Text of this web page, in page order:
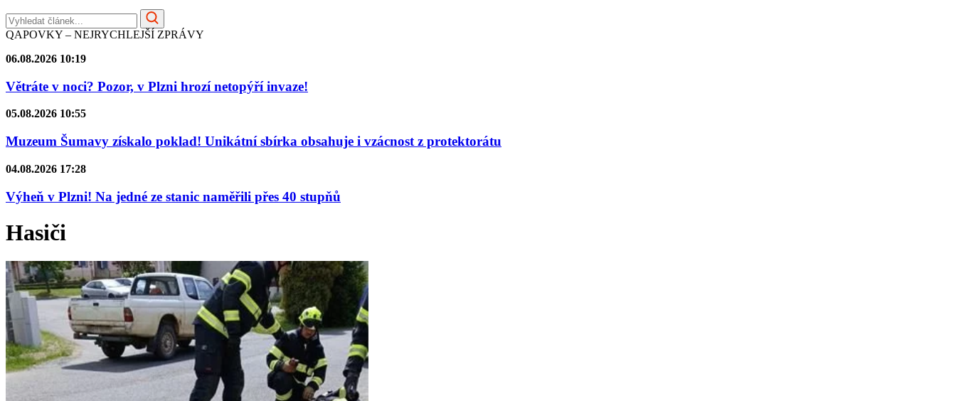
QAPOVKY – NEJRYCHLEJŠÍ ZPRÁVY
06.08.2026 10:19
Větráte v noci? Pozor, v Plzni hrozí netopýří invaze!
05.08.2026 10:55
Muzeum Šumavy získalo poklad! Unikátní sbírka obsahuje i vzácnost z protektorátu
04.08.2026 17:28
Výheň v Plzni! Na jedné ze stanic naměřili přes 40 stupňů
Hasiči